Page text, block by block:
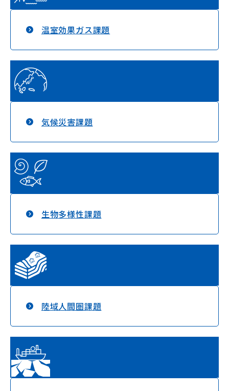
温室効果ガス課題
気候災害課題
生物多様性課題
陸域人間圏課題